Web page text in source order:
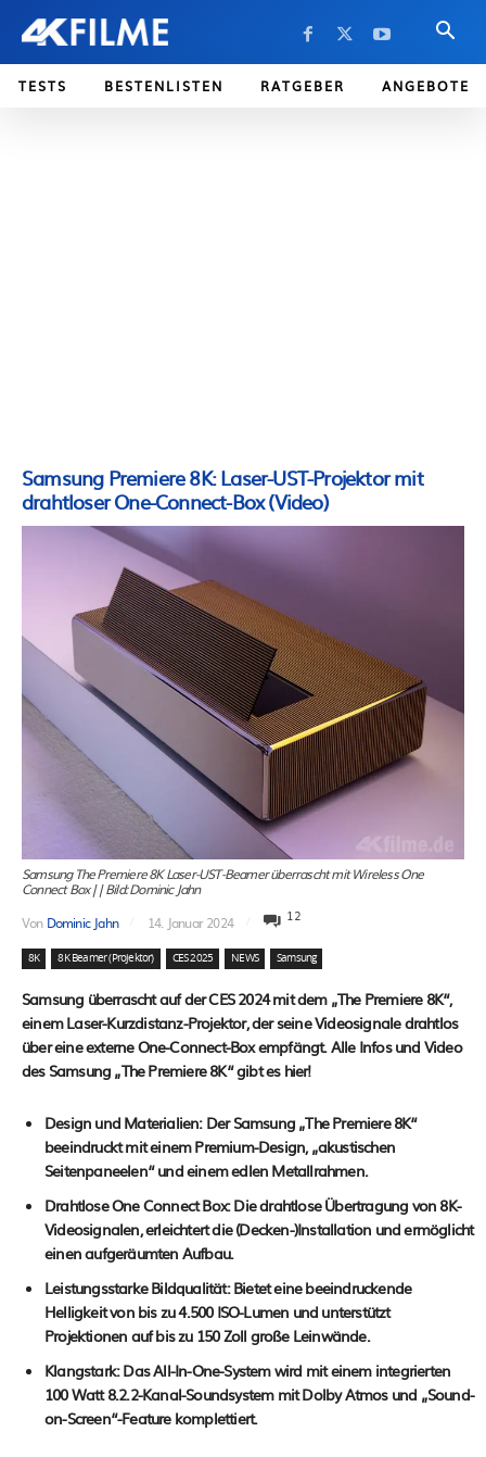
TESTS BESTENLISTEN RATGEBER ANGEBOTE
Samsung Premiere 8K: Laser-UST-Projektor mit
drahtloser One-Connect-Box (Video)
Samsung The Premiere 8K Laser-UST-Beamer überrascht mit Wireless One
Connect Box || Bild: Dominic Jahn
Von Dominic Jahn 14. Januar 2024 12
8K 8K Beamer (Projektor) CES 2025 NEWS Samsung
Samsung überrascht auf der CES 2024 mit dem „The Premiere 8K“,
einem Laser-Kurzdistanz-Projektor, der seine Videosignale drahtlos
über eine externe One-Connect-Box empfängt. Alle Infos und Video
des Samsung „The Premiere 8K“ gibt es hier!
Design und Materialien: Der Samsung „The Premiere 8K“
beeindruckt mit einem Premium-Design, „akustischen
Seitenpaneelen“ und einem edlen Metallrahmen.
Drahtlose One Connect Box: Die drahtlose Übertragung von 8K-
Videosignalen, erleichtert die (Decken-)Installation und ermöglicht
einen aufgeräumten Aufbau.
Leistungsstarke Bildqualität: Bietet eine beeindruckende
Helligkeit von bis zu 4.500 ISO-Lumen und unterstützt
Projektionen auf bis zu 150 Zoll große Leinwände.
Klangstark: Das All-In-One-System wird mit einem integrierten
100 Watt 8.2.2-Kanal-Soundsystem mit Dolby Atmos und „Sound-
on-Screen“-Feature komplettiert.